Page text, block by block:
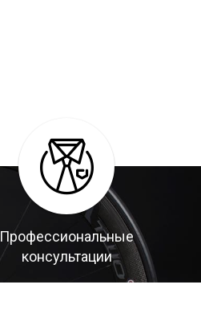
Профессиональные
консультации